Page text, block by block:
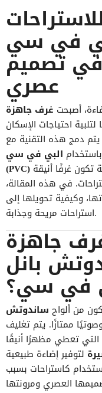
في سي
في تصميم
عصري
أصبحت غرف جاهزة
احتياجات الإسكان
دمج هذه التقنية مع
البي في سي
(PVC) تكون غرفًا أنيقة
في هذه المقالة،
وكيفية تحويلها إلى
استراحات مريحة وجذابة.
جاهزة
بانل
في سي؟
من ألواح ساندوتش
ممتازًا. يتم تغليف
التي تعطي مظهرًا أنيقًا
لتوفير إضاءة طبيعية
كاستراحات بسبب